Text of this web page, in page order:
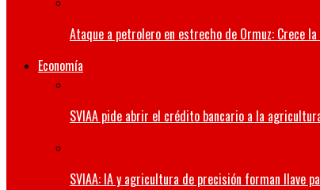
Ataque a petrolero en estrecho de Ormuz: Crece
Economía
SVIAA pide abrir el crédito bancario a la
SVIAA: IA y agricultura de precisión forman llave